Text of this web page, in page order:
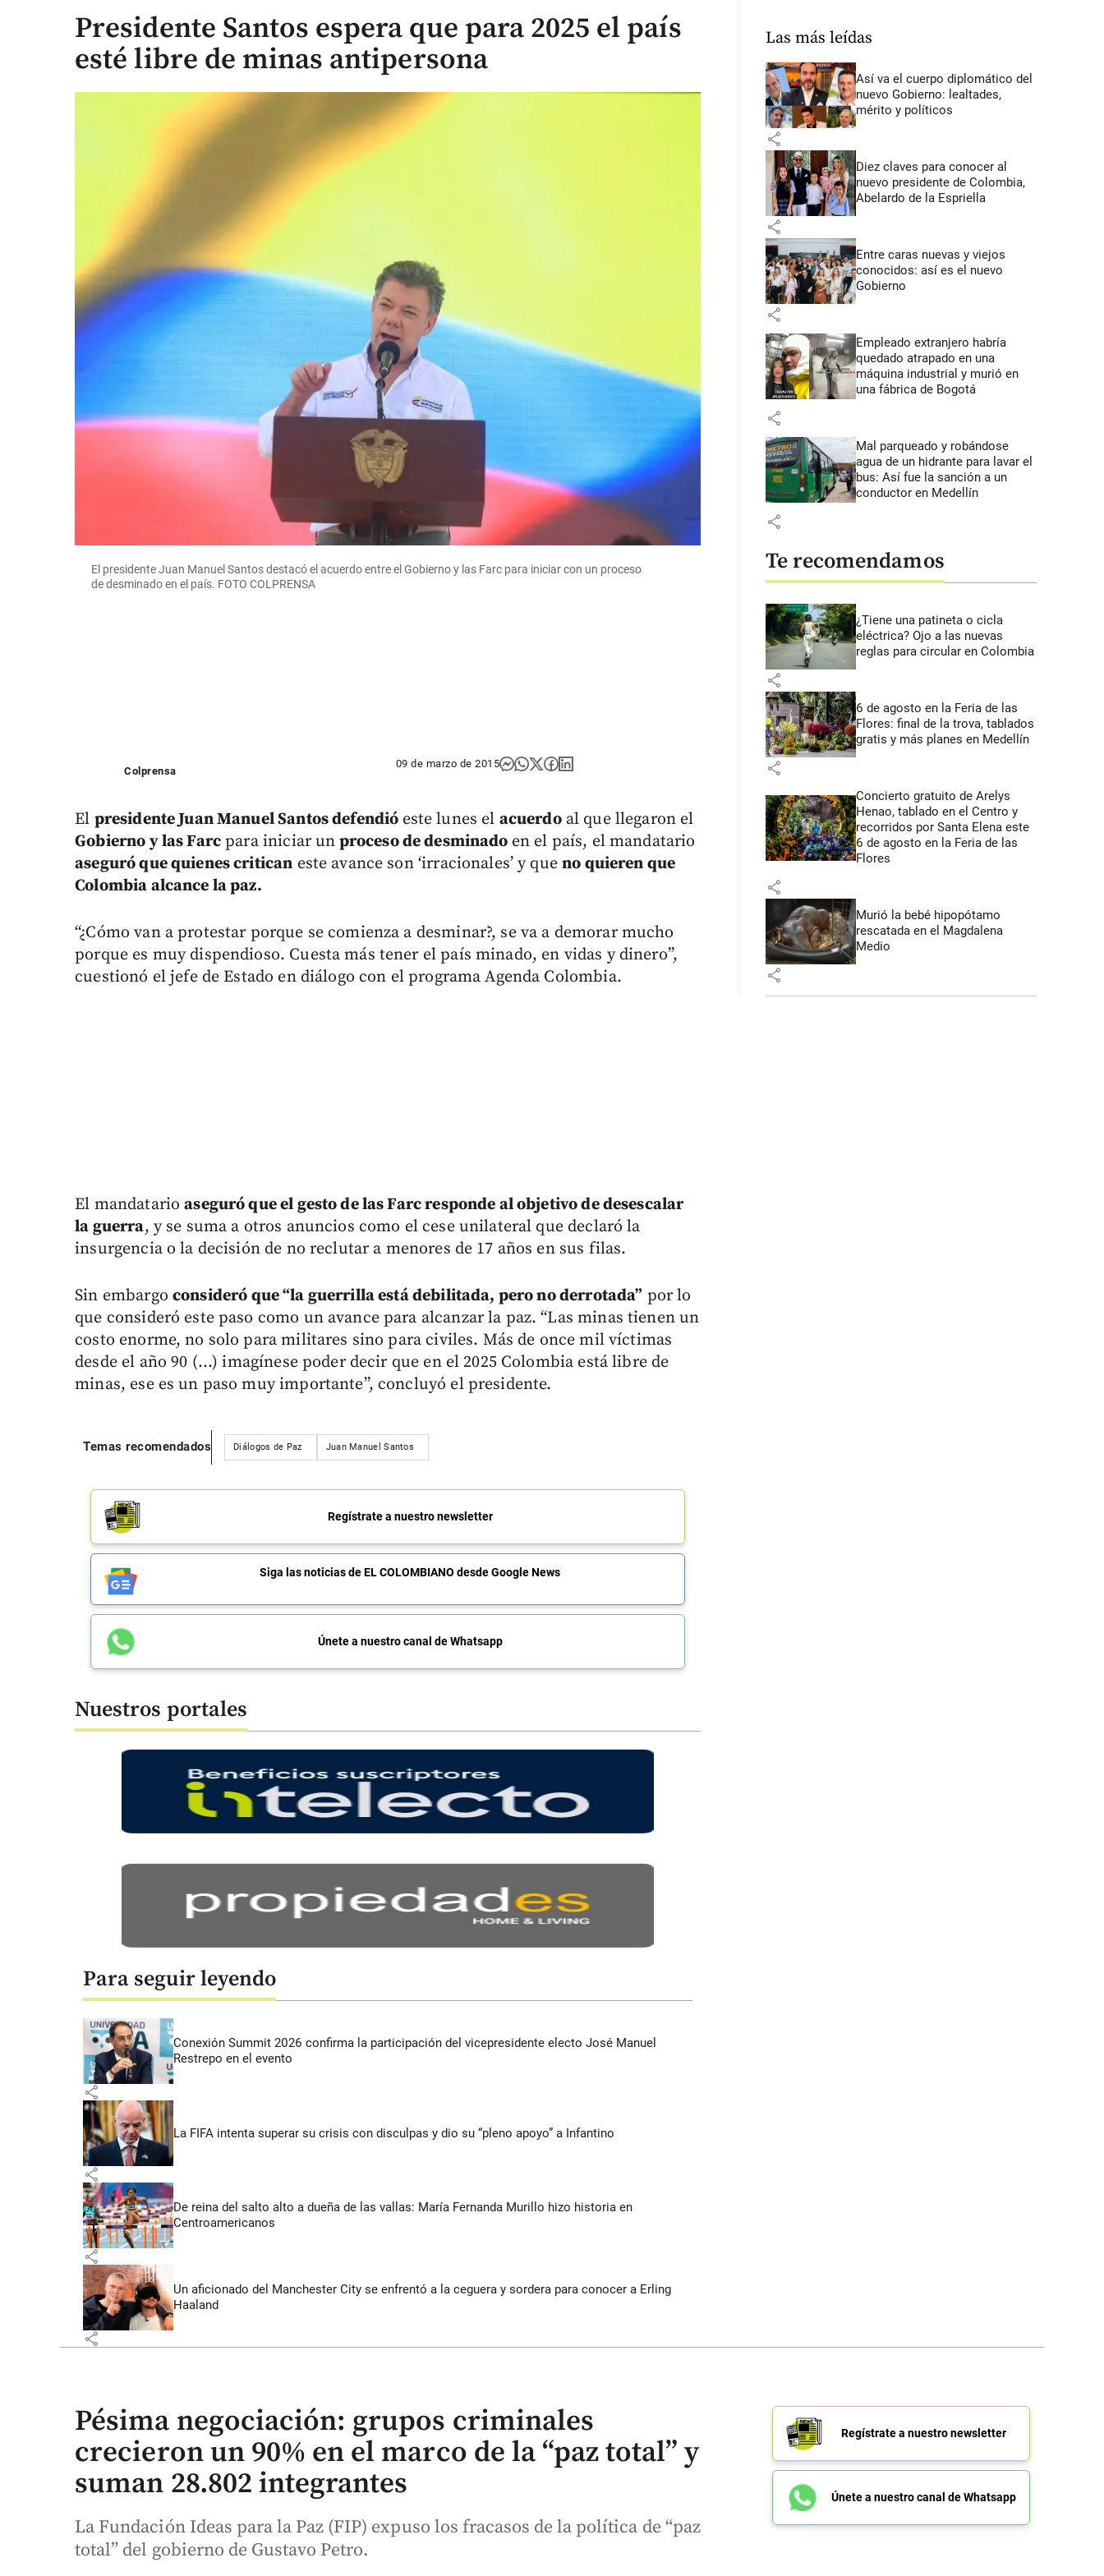
Presidente Santos espera que para 2025 el país
esté libre de minas antipersona
El presidente Juan Manuel Santos destacó el acuerdo entre el Gobierno y las Farc para iniciar con un proceso
de desminado en el país. FOTO COLPRENSA
Colprensa
09 de marzo de 2015
El presidente Juan Manuel Santos defendió este lunes el acuerdoal que llegaron el
Gobierno y las Farc para iniciar un proceso de desminado en el país, el mandatario
aseguró que quienes critican este avance son ‘irracionales’ y queno quieren que
Colombia alcance la paz.
“¿Cómo van a protestar porque se comienza a desminar?, se va a demorar mucho
porque es muy dispendioso. Cuesta más tener el país minado, en vidas y dinero”,
cuestionó el jefe de Estado en diálogo con el programa Agenda Colombia.
El mandatarioaseguró que el gesto de las Farc responde al objetivo de desescalar
la guerra, y se suma a otros anuncios como el cese unilateral que declaró la
insurgencia o la decisión de no reclutar a menores de 17 años en sus filas.
Sin embargo consideró que “la guerrilla está debilitada, pero no derrotada” por lo
que consideró este paso como un avance para alcanzar la paz. “Las minas tienen un
costo enorme, no solo para militares sino para civiles. Más de once mil víctimas
desde el año 90 (...) imagínese poder decir que en el 2025 Colombia está libre de
minas, ese es un paso muy importante”, concluyó el presidente.
Temas recomendados Diálogos de Paz Juan Manuel Santos
Regístrate a nuestro newsletter
Siga las noticias de EL COLOMBIANO desde Google News
Únete a nuestro canal de Whatsapp
Nuestros portales
Para seguir leyendo
Conexión Summit 2026 confirma la participación del vicepresidente electo José Manuel
Restrepo en el evento
share
La FIFA intenta superar su crisis con disculpas y dio su “pleno apoyo” a Infantino
share
De reina del salto alto a dueña de las vallas: María Fernanda Murillo hizo historia en
Centroamericanos
share
Un aficionado del Manchester City se enfrentó a la ceguera y sordera para conocer a Erling
Haaland
share
Las más leídas
Así va el cuerpo diplomático del
nuevo Gobierno: lealtades,
mérito y políticos
share
Diez claves para conocer al
nuevo presidente de Colombia,
Abelardo de la Espriella
share
Entre caras nuevas y viejos
conocidos: así es el nuevo
Gobierno
share
Empleado extranjero habría
quedado atrapado en una
máquina industrial y murió en
una fábrica de Bogotá
share
Mal parqueado y robándose
agua de un hidrante para lavar el
bus: Así fue la sanción a un
conductor en Medellín
share
Te recomendamos
¿Tiene una patineta o cicla
eléctrica? Ojo a las nuevas
reglas para circular en Colombia
share
6 de agosto en la Feria de las
Flores: final de la trova, tablados
gratis y más planes en Medellín
share
Concierto gratuito de Arelys
Henao, tablado en el Centro y
recorridos por Santa Elena este
6 de agosto en la Feria de las
Flores
share
Murió la bebé hipopótamo
rescatada en el Magdalena
Medio
share
Pésima negociación: grupos criminales
crecieron un 90% en el marco de la “paz total” y
suman 28.802 integrantes
La Fundación Ideas para la Paz (FIP) expuso los fracasos de la política de “paz
total” del gobierno de Gustavo Petro.
Regístrate a nuestro newsletter
Únete a nuestro canal de Whatsapp